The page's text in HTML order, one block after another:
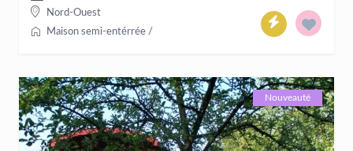
Nord-Ouest
Maison semi-entérrée /
Nouveauté